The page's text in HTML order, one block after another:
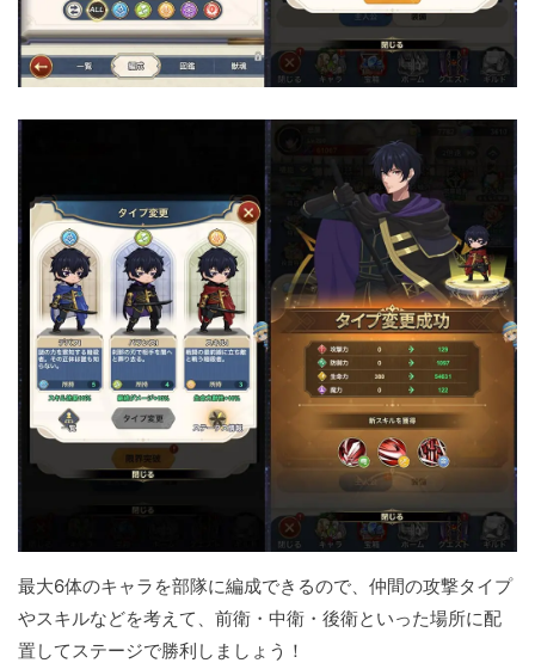
最大6体のキャラを部隊に編成できるので、仲間の攻撃タイプ
やスキルなどを考えて、前衛・中衛・後衛といった場所に配
置してステージで勝利しましょう！